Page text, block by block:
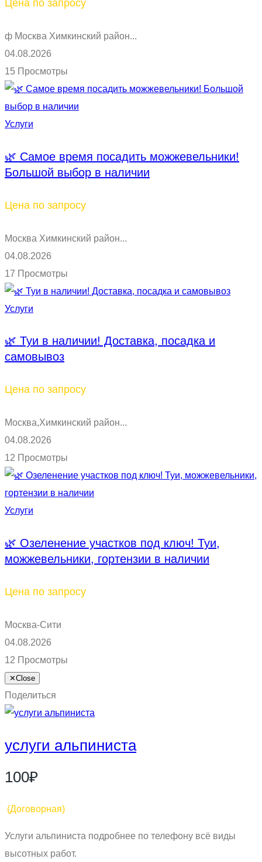
Цена по запросу
ф Москва Химкинский район...
04.08.2026
15 Просмотры
Услуги
🌿 Самое время посадить можжевельники!
Большой выбор в наличии
Цена по запросу
Москва Химкинский район...
04.08.2026
17 Просмотры
Услуги
🌿 Туи в наличии! Доставка, посадка и
самовывоз
Цена по запросу
Москва,Химкинский район...
04.08.2026
12 Просмотры
Услуги
🌿 Озеленение участков под ключ! Туи,
можжевельники, гортензии в наличии
Цена по запросу
Москва-Сити
04.08.2026
12 Просмотры
✕Close
Поделиться
услуги альпиниста
100₽
(Договорная)
Услуги альпиниста подробнее по телефону всё виды
высотных работ.